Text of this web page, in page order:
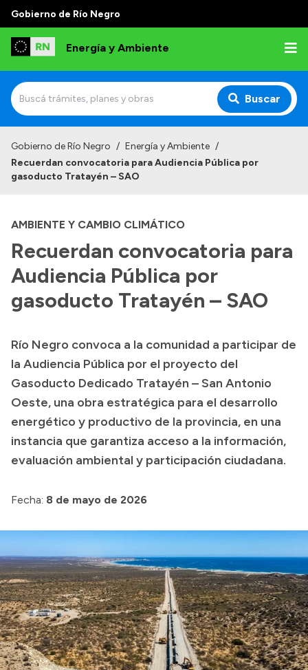
Gobierno de Río Negro
Energía y Ambiente
Buscar
Institucional
Autoridades
Normativa
Reportes
Presupuesto
Boletín Oficial
Compras y licitaciones
Consulta de expedientes
Consulta de pago a proveedores
Convocatorias
Gobierno de Río Negro / Energía y Ambiente /
Recuerdan convocatoria para Audiencia Pública por
gasoducto Tratayén – SAO
AMBIENTE Y CAMBIO CLIMÁTICO
Recuerdan convocatoria para
Audiencia Pública por
gasoducto Tratayén – SAO
Río Negro convoca a la comunidad a participar de
la Audiencia Pública por el proyecto del
Gasoducto Dedicado Tratayén – San Antonio
Oeste, una obra estratégica para el desarrollo
energético y productivo de la provincia, en una
instancia que garantiza acceso a la información,
evaluación ambiental y participación ciudadana.
Fecha: 8 de mayo de 2026